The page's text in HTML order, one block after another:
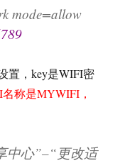
mode=allow
置，key是WIFI密
称是MYWIFI，
中心”–“更改适